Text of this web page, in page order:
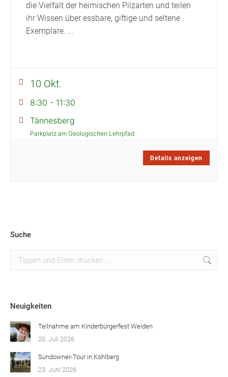
die Vielfalt der heimischen Pilzarten und teilen
ihr Wissen über essbare, giftige und seltene
Exemplare. ...
10 Okt.
8:30 - 11:30
Tännesberg
Parkplatz am Geologischen Lehrpfad
Details anzeigen
Suche
Neuigkeiten
Teilnahme am Kinderbürgerfest Weiden
20. Juli 2026
Sundowner-Tour in Kohlberg
23. Juni 2026